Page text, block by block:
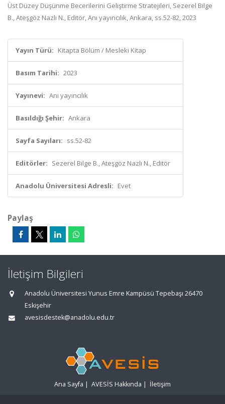
Üst Düzey Düşünme Becerilerini Geliştirme Stratejileri, Sezerel Bilge
B., Ateşgöz Nazlı N., Editör, Anı yayıncılık, Ankara, ss.52-82, 2023
Yayın Türü: Kitapta Bölüm / Mesleki Kitap
Basım Tarihi: 2023
Yayınevi: Anı yayıncılık
Basıldığı Şehir: Ankara
Sayfa Sayıları: ss.52-82
Editörler: Sezerel Bilge B., Ateşgöz Nazlı N., Editör
Anadolu Üniversitesi Adresli: Evet
Paylaş
İletişim Bilgileri
Anadolu Üniversitesi Yunus Emre Kampüsü Tepebaşı 26470
Eskişehir
avesisdestek@anadolu.edu.tr
Ana Sayfa | AVESİS Hakkında | İletişim